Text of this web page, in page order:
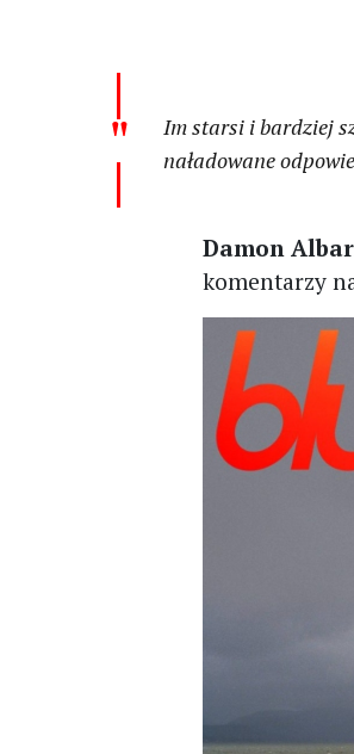
Im starsi i bardziej
naładowane
Damon
komentarzy